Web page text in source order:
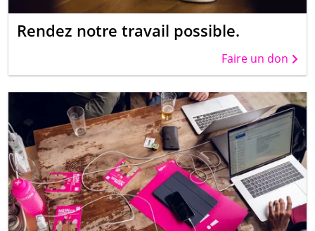
Rendez notre travail possible.
Faire un don